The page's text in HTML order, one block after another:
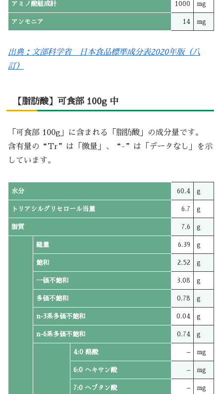
アミノ酸組成計 1000 mg
アンモニア 14 mg
出典：文部科学省 日本食品標準成分表2020年版（八
訂）
【脂肪酸】可食部 100g 中
「可食部 100g」に含まれる「脂肪酸」の成分量です。
含有量の“Tr”は「微量」、“-”は「データなし」を示
しています。
水分 60.4 g
トリアシルグリセロール当量 6.7 g
脂質 7.6 g
総量 6.39 g
飽和 2.52 g
一価不飽和 3.08 g
多価不飽和 0.78 g
n-3系多価不飽和 0.04 g
n-6系多価不飽和 0.74 g
4:0 酪酸 – mg
6:0 ヘキサン酸 – mg
7:0 ヘプタン酸 – mg